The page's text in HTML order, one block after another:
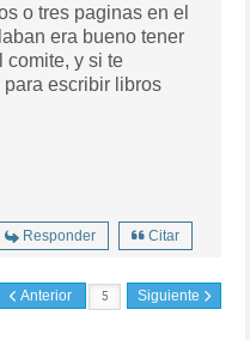
o tres paginas en el
era bueno tener
comite, y si te
escribir libros
Responder Citar
Anterior Siguiente